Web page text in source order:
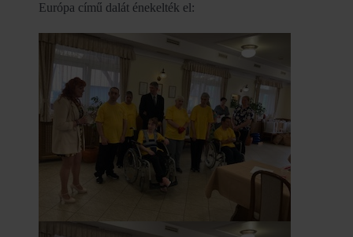
Európa című dalát énekelték el: